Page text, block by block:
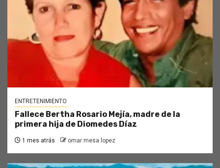
ENTRETENIMIENTO
Fallece Bertha Rosario Mejía, madre de la
primera hija de Diomedes Díaz
1 mes atrás omar mesa lopez